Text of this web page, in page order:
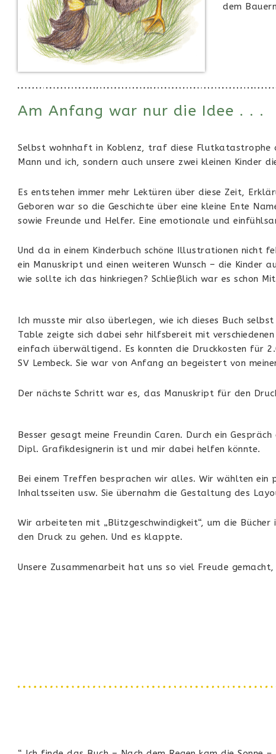
dem
Am Anfang war nur die Idee . . .
Selbst wohnhaft in Koblenz, traf diese Flutkatastrophe
Mann und ich, sondern auch unsere zwei kleinen Kinder
Es entstehen immer mehr Lektüren über diese Zeit,
Geboren war so die Geschichte über eine kleine Ente
sowie Freunde und Helfer. Eine emotionale und
Und da in einem Kinderbuch schöne Illustrationen nicht
ein Manuskript und einen weiteren Wunsch – die Kinder
wie sollte ich das hinkriegen? Schließlich war es schon
Ich musste mir also überlegen, wie ich dieses Buch
Table zeigte sich dabei sehr hilfsbereit mit
einfach überwältigend. Es konnten die Druckkosten für
SV Lembeck. Sie war von Anfang an begeistert von
Der nächste Schritt war es, das Manuskript für den
Besser gesagt meine Freundin Caren. Durch ein
Dipl. Grafikdesignerin ist und mir dabei helfen könnte.
Bei einem Treffen besprachen wir alles. Wir wählten
Inhaltsseiten usw. Sie übernahm die Gestaltung des
Wir arbeiteten mit „Blitzgeschwindigkeit“, um die
den Druck zu gehen. Und es klappte.
Unsere Zusammenarbeit hat uns so viel Freude